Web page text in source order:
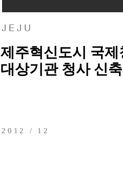
J E J U
제주혁신도시 국제
대상기관 청사 신
2012 / 12